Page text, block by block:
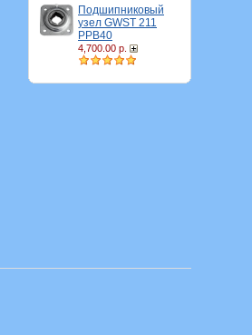
Подшипниковый
узел GWST 211
PPB40
4,700.00 р.